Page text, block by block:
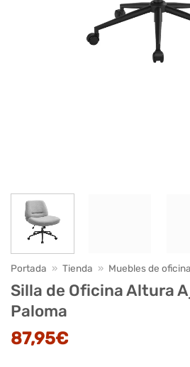
Portada » Tienda » Muebles de oficina
Silla de Oficina Altura
Paloma
87,95€